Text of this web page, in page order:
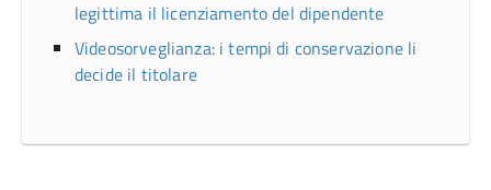
legittima il licenziamento del dipendente
Videosorveglianza: i tempi di conservazione li
decide il titolare